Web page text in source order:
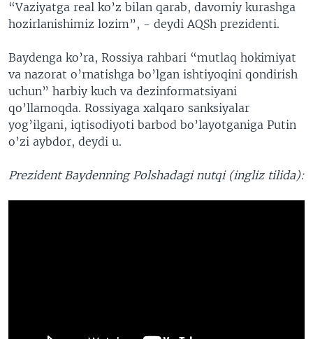
“Vaziyatga real ko’z bilan qarab, davomiy kurashga
hozirlanishimiz lozim”, - deydi AQSh prezidenti.
Baydenga ko’ra, Rossiya rahbari “mutlaq hokimiyat
va nazorat o’rnatishga bo’lgan ishtiyoqini qondirish
uchun” harbiy kuch va dezinformatsiyani
qo’llamoqda. Rossiyaga xalqaro sanksiyalar
yog’ilgani, iqtisodiyoti barbod bo’layotganiga Putin
o’zi aybdor, deydi u.
Prezident Baydenning Polshadagi nutqi (ingliz tilida):